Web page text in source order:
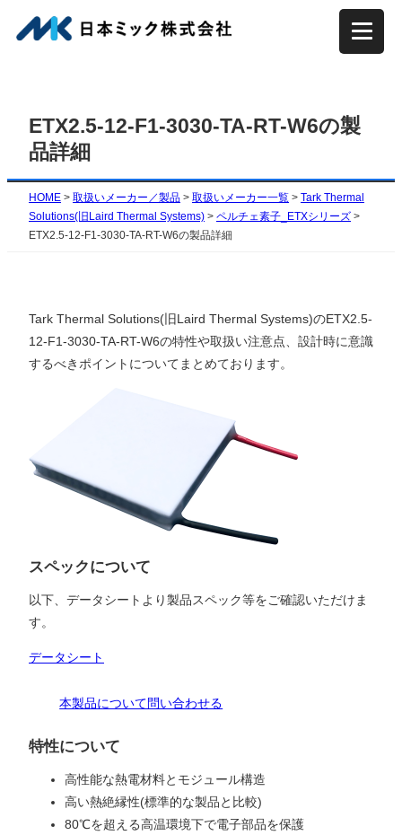
容
ETX2.5-12-F1-3030-TA-RT-W6の製
品詳細
HOME > 取扱いメーカー／製品 > 取扱いメーカー一覧 > Tark Thermal
Solutions(旧Laird Thermal Systems) > ペルチェ素子_ETXシリーズ >
ETX2.5-12-F1-3030-TA-RT-W6の製品詳細
Tark Thermal Solutions(旧Laird Thermal Systems)のETX2.5-
12-F1-3030-TA-RT-W6の特性や取扱い注意点、設計時に意識
するべきポイントについてまとめております。
スペックについて
以下、データシートより製品スペック等をご確認いただけま
す。
データシート
本製品について問い合わせる
特性について
高性能な熱電材料とモジュール構造
高い熱絶縁性(標準的な製品と比較)
80℃を超える高温環境下で電子部品を保護